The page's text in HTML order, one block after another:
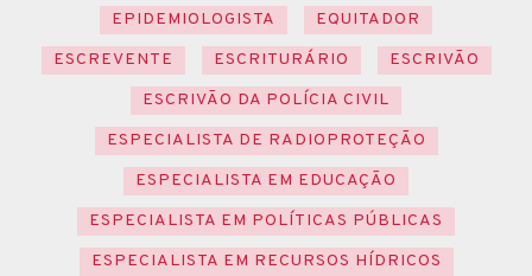
EPIDEMIOLOGISTA
EQUITADOR
ESCREVENTE
ESCRITURÁRIO
ESCRIVÃO
ESCRIVÃO DA POLÍCIA CIVIL
ESPECIALISTA DE RADIOPROTEÇÃO
ESPECIALISTA EM EDUCAÇÃO
ESPECIALISTA EM POLÍTICAS PÚBLICAS
ESPECIALISTA EM RECURSOS HÍDRICOS